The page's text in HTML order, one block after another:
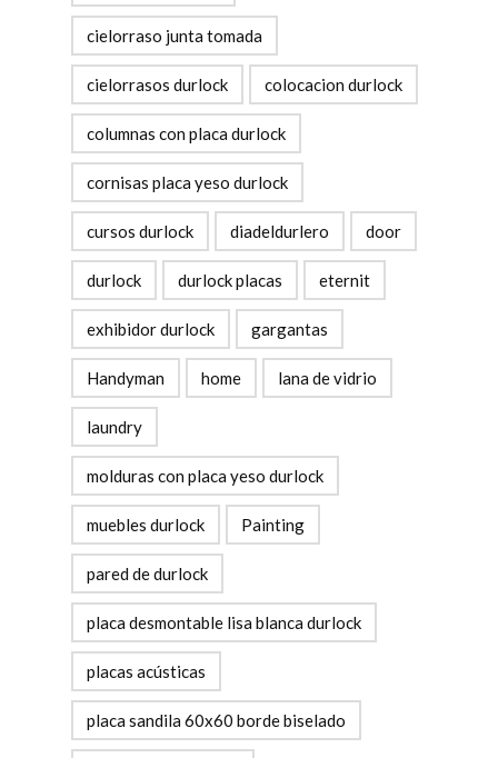
cielorraso junta tomada
cielorrasos durlock colocacion durlock
columnas con placa durlock
cornisas placa yeso durlock
cursos durlock diadeldurlero door
durlock durlock placas eternit
exhibidor durlock gargantas
Handyman home lana de vidrio
laundry
molduras con placa yeso durlock
muebles durlock Painting
pared de durlock
placa desmontable lisa blanca durlock
placas acústicas
placa sandila 60x60 borde biselado